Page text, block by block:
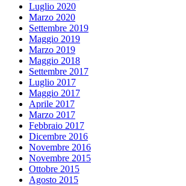
Luglio 2020
Marzo 2020
Settembre 2019
Maggio 2019
Marzo 2019
Maggio 2018
Settembre 2017
Luglio 2017
Maggio 2017
Aprile 2017
Marzo 2017
Febbraio 2017
Dicembre 2016
Novembre 2016
Novembre 2015
Ottobre 2015
Agosto 2015